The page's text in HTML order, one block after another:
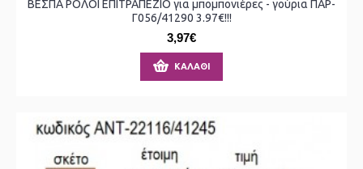
ΒΕΣΠΑ ΡΟΛΟΙ ΕΠΙΤΡΑΠΕΖΙΟ για μπομπονιέρες - γούρια ΠΑΡ-
Γ056/41290 3.97€!!!
3,97€
ΚΑΛΆΘΙ